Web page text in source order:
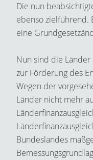
Die nun
ebenso zielführend.
eine
Nun sind die Länder
zur Förderung des
Wegen der
Länder nicht mehr
Bundeslandes